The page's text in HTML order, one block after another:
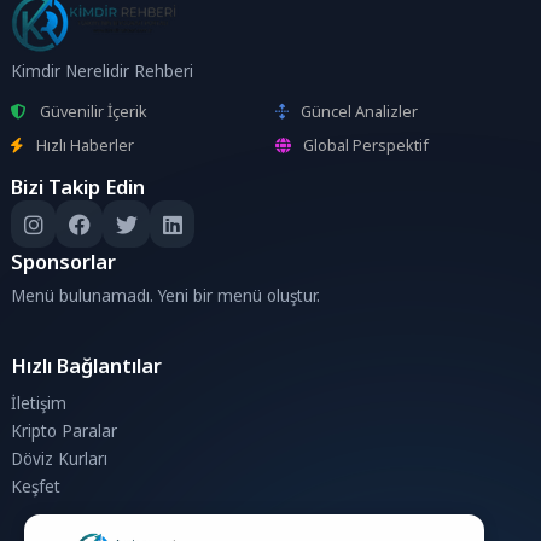
Kimdir Nerelidir Rehberi
Güvenilir İçerik
Güncel Analizler
Hızlı Haberler
Global Perspektif
Bizi Takip Edin
Sponsorlar
Menü bulunamadı. Yeni bir menü oluştur.
Hızlı Bağlantılar
İletişim
Kripto Paralar
Döviz Kurları
Keşfet